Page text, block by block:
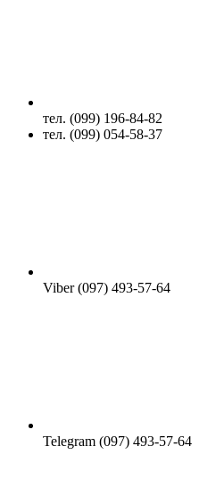
тел. (099) 196-84-82
тел. (099) 054-58-37
Viber (097) 493-57-64
Telegram (097) 493-57-64